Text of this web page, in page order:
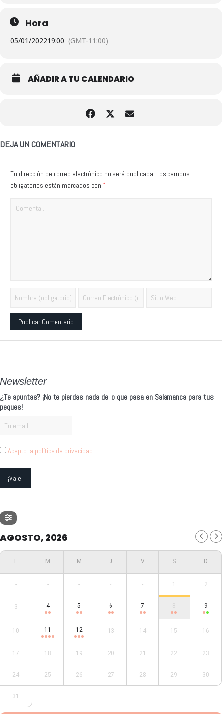
Hora
05/01/202219:00 (GMT-11:00)
AÑADIR A TU CALENDARIO
DEJA UN COMENTARIO
Tu dirección de correo electrónico no será publicada. Los campos
obligatorios están marcados con *
Newsletter
¿Te apuntas? ¡No te pierdas nada de lo que pasa en Salamanca para tus
peques!
Acepto la política de privacidad
AGOSTO, 2026
- - - - - 1 2
3 4 5 6 7 8 9
10 11 12 13 14 15 16
17 18 19 20 21 22 23
24 25 26 27 28 29 30
31